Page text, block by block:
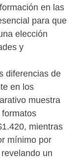
en las
para que
elección
y
diferencias de
en los
muestra
mientras
mínimo por
un